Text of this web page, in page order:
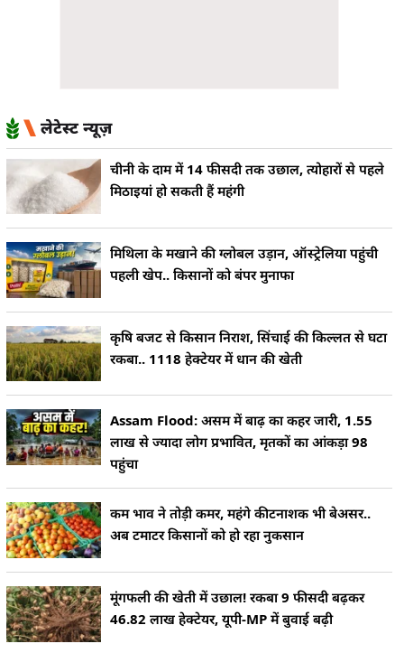
लेटेस्ट न्यूज़
चीनी के दाम में 14 फीसदी तक उछाल, त्योहारों से पहले
मिठाइयां हो सकती हैं महंगी
मिथिला के मखाने की ग्लोबल उड़ान, ऑस्ट्रेलिया पहुंची
पहली खेप.. किसानों को बंपर मुनाफा
कृषि बजट से किसान निराश, सिंचाई की किल्लत से घटा
रकबा.. 1118 हेक्टेयर में धान की खेती
Assam Flood: असम में बाढ़ का कहर जारी, 1.55
लाख से ज्यादा लोग प्रभावित, मृतकों का आंकड़ा 98
पहुंचा
कम भाव ने तोड़ी कमर, महंगे कीटनाशक भी बेअसर..
अब टमाटर किसानों को हो रहा नुकसान
मूंगफली की खेती में उछाल! रकबा 9 फीसदी बढ़कर
46.82 लाख हेक्टेयर, यूपी-MP में बुवाई बढ़ी